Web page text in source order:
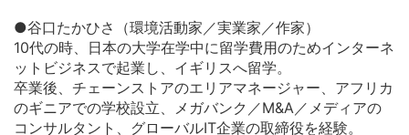
●谷口たかひさ（環境活動家／実業家／作家）
10代の時、日本の大学在学中に留学費用のためインターネ
ットビジネスで起業し、イギリスへ留学。
卒業後、チェーンストアのエリアマネージャー、アフリカ
のギニアでの学校設立、メガバンク／M&A／メディアの
コンサルタント、グローバルIT企業の取締役を経験。